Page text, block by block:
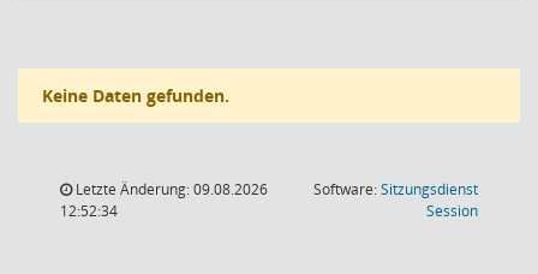
Keine Daten gefunden.
Letzte Änderung: 09.08.2026
12:52:34
Software:Sitzungsdienst
Session(Wird in